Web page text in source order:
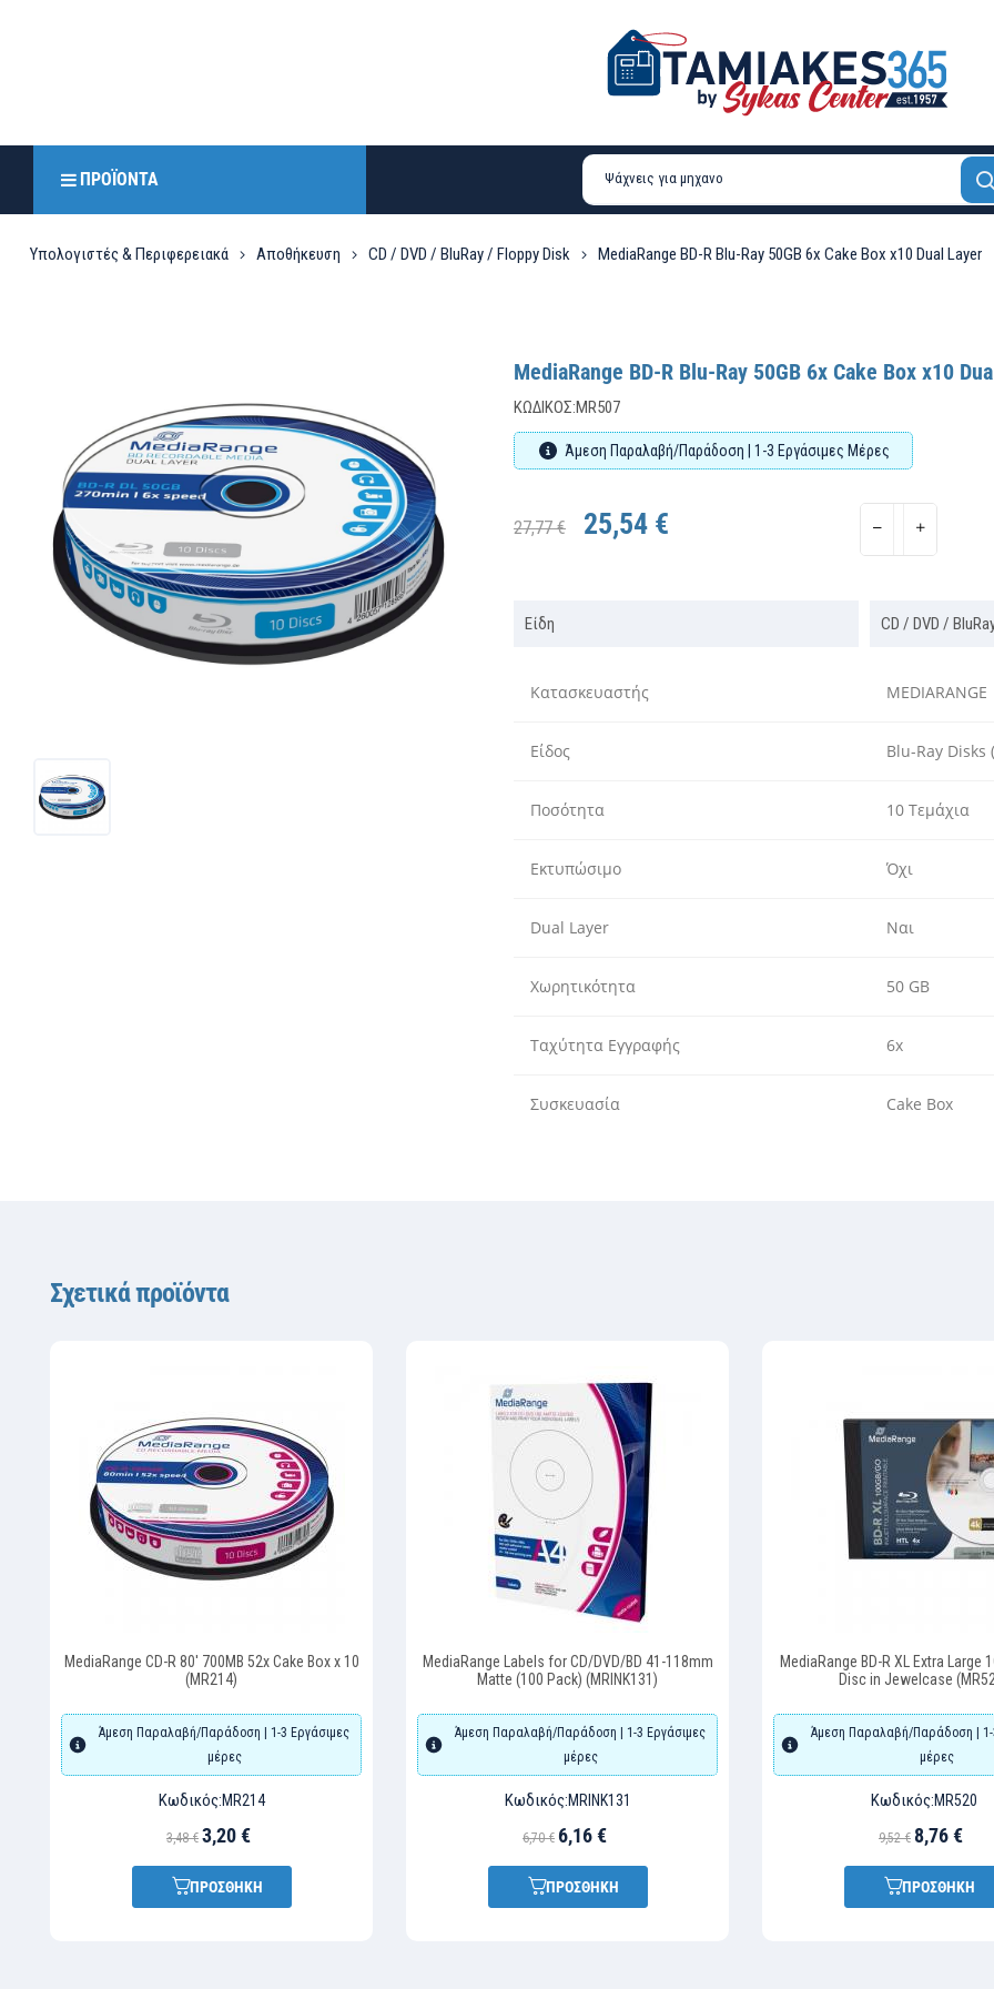
ΠΡΟΪΌΝΤΑ
Υπολογιστές & Περιφερειακά Αποθήκευση CD / DVD / BluRay / Floppy Disk MediaRange BD-R Blu-Ray 50GB 6x Cake Box x10 Dual Layer
MediaRange BD-R Blu-Ray 50GB 6x Cake Box x10
ΚΩΔΙΚΌΣ:MR507
Άμεση Παραλαβή/Παράδοση | 1-3 Εργάσιμες Μέρες
27,77 € 25,54 €
Είδη CD / DVD /
Κατασκευαστής MEDIARANGE
Είδος Blu-Ray Disks
Ποσότητα 10 Τεμάχια
Εκτυπώσιμο Όχι
Dual Layer Ναι
Χωρητικότητα 50 GB
Ταχύτητα Εγγραφής 6x
Συσκευασία Cake Box
Σχετικά προϊόντα
MediaRange CD-R 80' 700MB 52x Cake Box x 10
(MR214)
Άμεση Παραλαβή/Παράδοση | 1-3 Εργάσιμες
μέρες
Κωδικός:MR214
3,48 € 3,20 €
ΠΡΟΣΘΗΚΗ
MediaRange Labels for CD/DVD/BD 41-118mm
Matte (100 Pack) (MRINK131)
Άμεση Παραλαβή/Παράδοση | 1-3 Εργάσιμες
μέρες
Κωδικός:MRINK131
6,70 € 6,16 €
ΠΡΟΣΘΗΚΗ
MediaRange BD-R XL Extra Large
Disc in Jewelcase
Άμεση Παραλαβή/Παράδοση | 1-
μέρες
Κωδικός:MR520
9,52 € 8,76 €
ΠΡΟΣΘΗΚΗ